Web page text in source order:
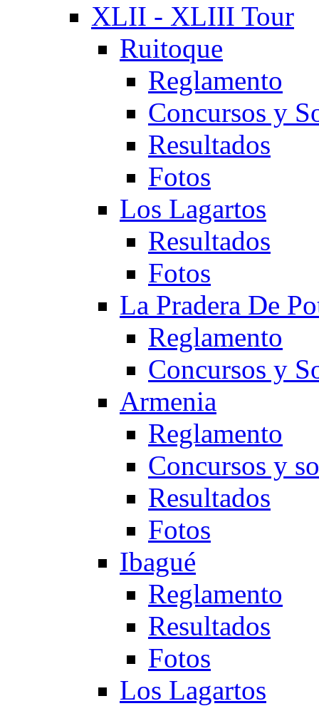
XLII - XLIII Tour
Ruitoque
Reglamento
Concursos y
Resultados
Fotos
Los Lagartos
Resultados
Fotos
La Pradera De
Reglamento
Concursos y
Armenia
Reglamento
Concursos y
Resultados
Fotos
Ibagué
Reglamento
Resultados
Fotos
Los Lagartos